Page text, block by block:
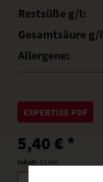
Restsüße g/l:
Gesamtsäure g/
Allergene:
EXPERTISE PDF
5,40 € *
Inhalt: 1 Liter